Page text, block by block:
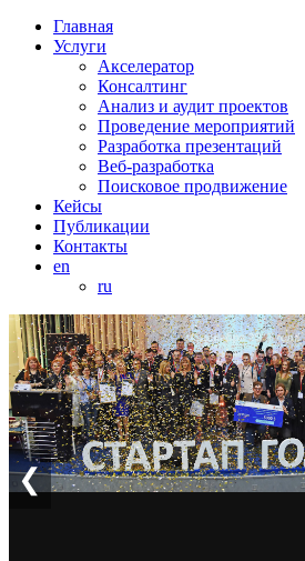
Главная
Услуги
Акселератор
Консалтинг
Анализ и аудит проектов
Проведение мероприятий
Разработка презентаций
Веб-разработка
Поисковое продвижение
Кейсы
Публикации
Контакты
en
ru
❮